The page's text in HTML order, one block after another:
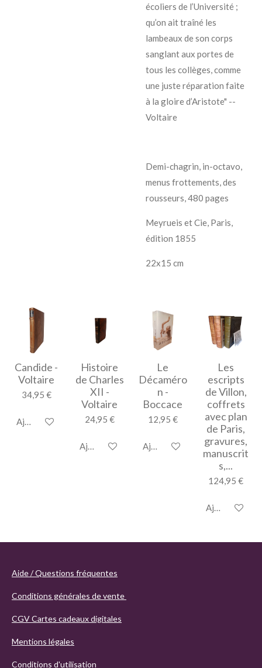
écoliers de l’Université ;
qu’on ait traîné les
lambeaux de son corps
sanglant aux portes de
tous les collèges, comme
une juste réparation faite
à la gloire d’Aristote" --
Voltaire
Demi-chagrin, in-octavo,
menus frottements, des
rousseurs, 480 pages
Meyrueis et Cie, Paris,
édition 1855
22x15 cm
Candide -
Voltaire
34,95 €
Ajouter au panier
Histoire
de Charles
XII -
Voltaire
24,95 €
Ajouter au panier
Le
Décaméro
n -
Boccace
12,95 €
Ajouter au panier
Les
escripts
de Villon,
coffrets
avec plan
de Paris,
gravures,
manuscrit
s,...
124,95 €
Ajouter au
Aide / Questions fréquentes
Conditions générales de vente
CGV Cartes cadeaux digitales
Mentions légales
Conditions d'utilisation